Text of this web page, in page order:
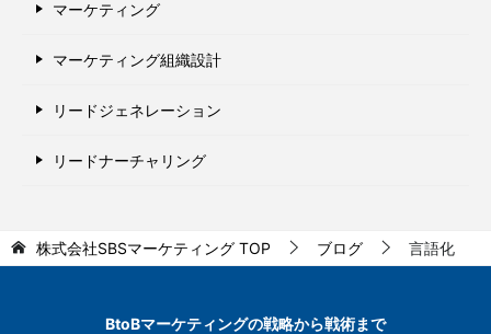
マーケティング
マーケティング組織設計
リードジェネレーション
リードナーチャリング
株式会社SBSマーケティング TOP ブログ 言語化
BtoBマーケティングの戦略から戦術まで